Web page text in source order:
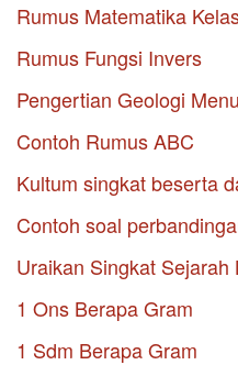
Rumus Matematika
Rumus Fungsi Invers
Pengertian Geologi
Contoh Rumus ABC
Kultum singkat beserta
Contoh soal
Uraikan Singkat
1 Ons Berapa Gram
1 Sdm Berapa Gram